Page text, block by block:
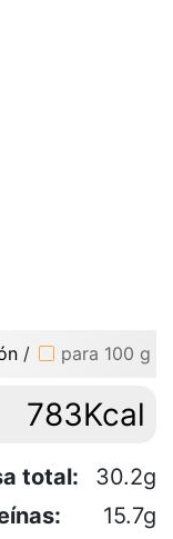
/ para 100 g
783Kcal
total:
30.2g
15.7g